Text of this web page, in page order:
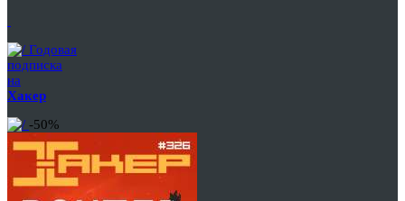
Годовая
подписка
на
Хакер
-50%